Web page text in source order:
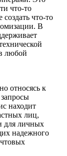
что-то
что-то
В
любой
относясь к
запросы
находит
лиц,
для личных
надежного